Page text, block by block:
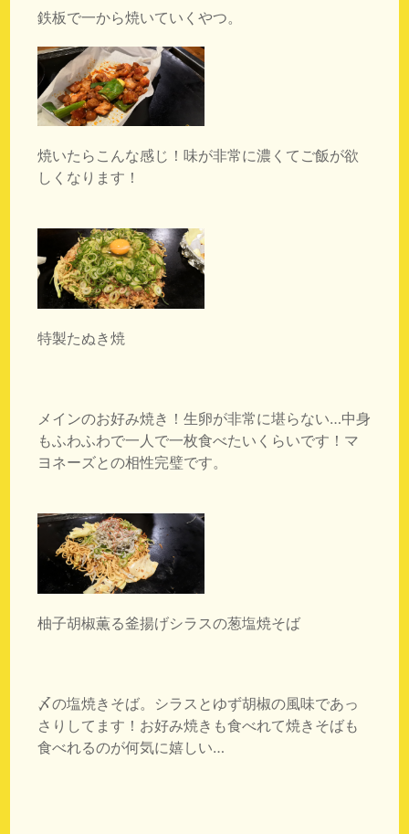
鉄板で一から焼いていくやつ。
焼いたらこんな感じ！味が非常に濃くてご飯が欲
しくなります！
特製たぬき焼
メインのお好み焼き！生卵が非常に堪らない…中身
もふわふわで一人で一枚食べたいくらいです！マ
ヨネーズとの相性完璧です。
柚子胡椒薫る釜揚げシラスの葱塩焼そば
〆の塩焼きそば。シラスとゆず胡椒の風味であっ
さりしてます！お好み焼きも食べれて焼きそばも
食べれるのが何気に嬉しい…